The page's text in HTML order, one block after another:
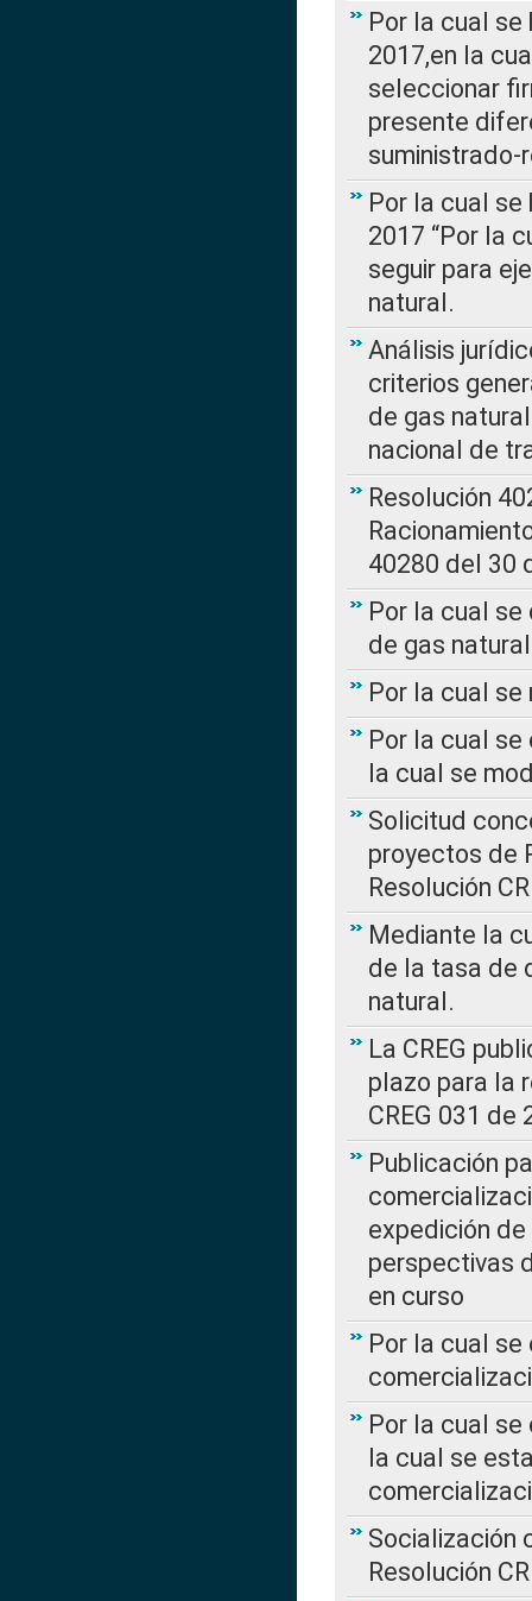
Por la cual se
2017,en la
seleccionar
presente
Por la cual se
2017 “Por la
seguir para
natural.
Análisis
criterios
de gas
nacional de
Resolución
40280 del 30
Por la cual
de gas natural
Por la cual se
Por la cual se
la cual se
Solicitud
proyectos de
Resolución
Mediante la
de la tasa de
natural.
La CREG
plazo para la
CREG 031 de
Publicación
expedición de
perspectivas
en curso
Por la cual
Por la cual se
la cual se
Socialización
Resolución